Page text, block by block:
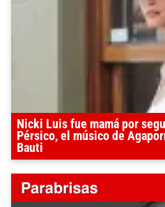
Nicki Luis fue mamá por
Pérsico, el músico de
Bauti